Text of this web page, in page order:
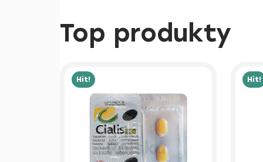
Top produkty
Hit! Hit!